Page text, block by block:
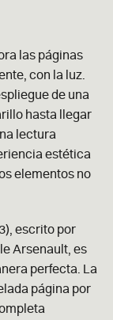
las páginas
con la luz.
de una
hasta llegar
lectura
estética
elementos no
escrito por
Arsenault, es
perfecta. La
página por